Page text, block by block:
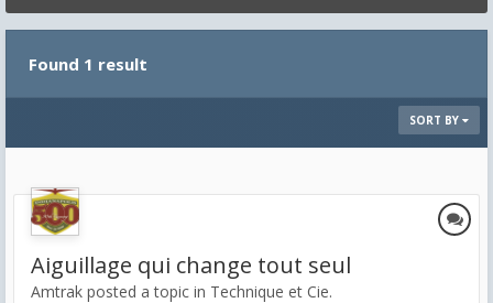
Found 1 result
SORT BY
Aiguillage qui change tout seul
Amtrak posted a topic in Technique et Cie.